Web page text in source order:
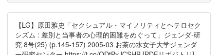
【LG】原田雅史「セクシュアル・マイノリティとヘテロセク
シズム : 差別と当事者の心理的困難をめぐって」ジェンダ-研
究 8号(25) (p.145-157) 2005-03 お茶の水女子大学ジェンダ